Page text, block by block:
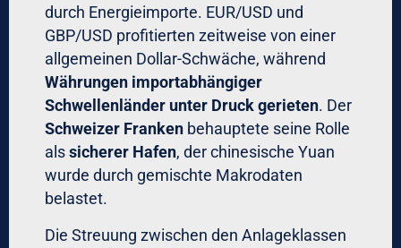
durch Energieimporte. EUR/USD und
GBP/USD profitierten zeitweise von einer
allgemeinen Dollar-Schwäche, während
Währungen importabhängiger
Schwellenländer unter Druck gerieten. Der
Schweizer Franken behauptete seine Rolle
als sicherer Hafen, der chinesische Yuan
wurde durch gemischte Makrodaten
belastet.
Die Streuung zwischen den Anlageklassen